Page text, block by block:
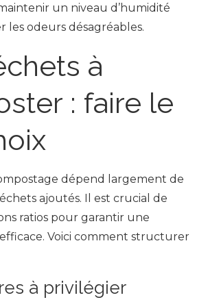
un niveau d’humidité
les odeurs désagréables.
à
: faire le
dépend largement de
ajoutés. Il est crucial de
ratios pour garantir une
Voici comment structurer
à privilégier